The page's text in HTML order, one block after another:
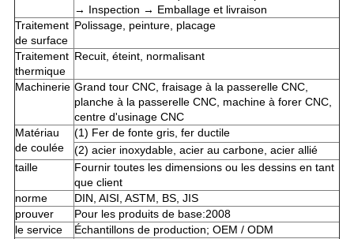
→ Inspection → Emballage et livraison
Traitement
de surface
Polissage, peinture, placage
Traitement
thermique
Recuit, éteint, normalisant
Machinerie Grand tour CNC, fraisage à la passerelle CNC,
planche à la passerelle CNC, machine à forer CNC,
centre d'usinage CNC
Matériau
de coulée
(1) Fer de fonte gris, fer ductile
(2) acier inoxydable, acier au carbone, acier allié
taille
Fournir toutes les dimensions ou les dessins en tant
que client
norme
DIN, AISI, ASTM, BS, JIS
prouver
Pour les produits de base:2008
le service
Échantillons de production; OEM / ODM